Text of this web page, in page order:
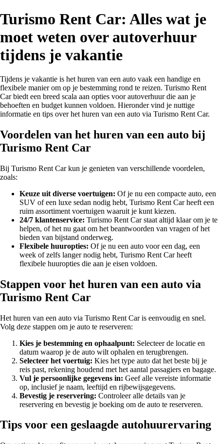
Turismo Rent Car: Alles wat je
moet weten over autoverhuur
tijdens je vakantie
Tijdens je vakantie is het huren van een auto vaak een handige en
flexibele manier om op je bestemming rond te reizen. Turismo Rent
Car biedt een breed scala aan opties voor autoverhuur die aan je
behoeften en budget kunnen voldoen. Hieronder vind je nuttige
informatie en tips over het huren van een auto via Turismo Rent Car.
Voordelen van het huren van een auto bij
Turismo Rent Car
Bij Turismo Rent Car kun je genieten van verschillende voordelen,
zoals:
Keuze uit diverse voertuigen: Of je nu een compacte auto, een
SUV of een luxe sedan nodig hebt, Turismo Rent Car heeft een
ruim assortiment voertuigen waaruit je kunt kiezen.
24/7 klantenservice: Turismo Rent Car staat altijd klaar om je te
helpen, of het nu gaat om het beantwoorden van vragen of het
bieden van bijstand onderweg.
Flexibele huuropties: Of je nu een auto voor een dag, een
week of zelfs langer nodig hebt, Turismo Rent Car heeft
flexibele huuropties die aan je eisen voldoen.
Stappen voor het huren van een auto via
Turismo Rent Car
Het huren van een auto via Turismo Rent Car is eenvoudig en snel.
Volg deze stappen om je auto te reserveren:
Kies je bestemming en ophaalpunt: Selecteer de locatie en
datum waarop je de auto wilt ophalen en terugbrengen.
Selecteer het voertuig: Kies het type auto dat het beste bij je
reis past, rekening houdend met het aantal passagiers en bagage.
Vul je persoonlijke gegevens in: Geef alle vereiste informatie
op, inclusief je naam, leeftijd en rijbewijsgegevens.
Bevestig je reservering: Controleer alle details van je
reservering en bevestig je boeking om de auto te reserveren.
Tips voor een geslaagde autohuurervaring